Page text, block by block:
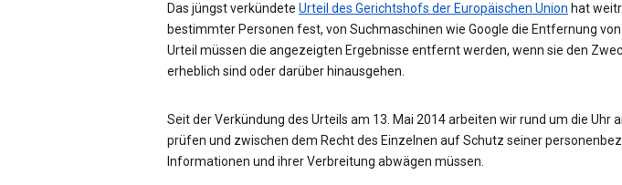
Das jüngst verkündete Urteil des Gerichtshofs der Europäischen Union hat
bestimmter Personen fest, von Suchmaschinen wie Google die Entfernung
Urteil müssen die angezeigten Ergebnisse entfernt werden, wenn sie den
erheblich sind oder darüber hinausgehen.
Seit der Verkündung des Urteils am 13. Mai 2014 arbeiten wir rund um die Uhr
prüfen und zwischen dem Recht des Einzelnen auf Schutz seiner
Informationen und ihrer Verbreitung abwägen müssen.